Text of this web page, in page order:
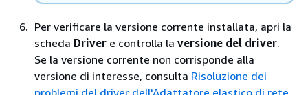
Per verificare la versione corrente installata, apri la
scheda Driver e controlla la versione del driver.
Se la versione corrente non corrisponde alla
versione di interesse, consulta Risoluzione dei
problemi del driver dell'Adattatore elastico di rete